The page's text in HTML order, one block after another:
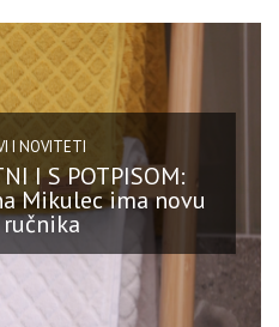
I NOVITETI
I S POTPISOM:
Mikulec ima novu